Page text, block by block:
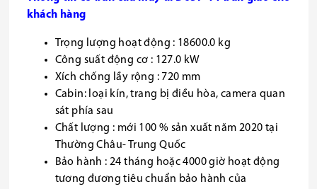
khách hàng
Trọng lượng hoạt động : 18600.0 kg
Công suất động cơ : 127.0 kW
Xích chống lầy rộng : 720 mm
Cabin: loại kín, trang bị điều hòa, camera quan
sát phía sau
Chất lượng : mới 100 % sản xuất năm 2020 tại
Thường Châu- Trung Quốc
Bảo hành : 24 tháng hoặc 4000 giờ hoạt động
tương đương tiêu chuẩn bảo hành của